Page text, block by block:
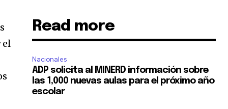
el
Read more
Nacionales
ADP solicita al MINERD información sobre
las 1,000 nuevas aulas para el próximo año
escolar